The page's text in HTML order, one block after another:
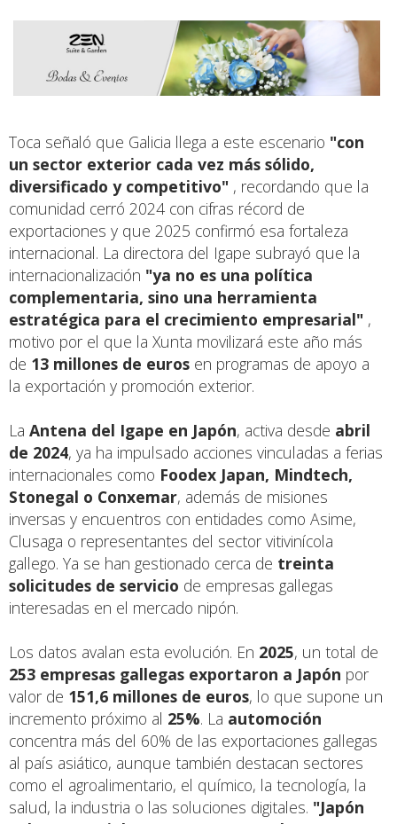
Toca señaló que Galicia llega a este escenario "con
un sector exterior cada vez más sólido,
diversificado y competitivo" , recordando que la
comunidad cerró 2024 con cifras récord de
exportaciones y que 2025 confirmó esa fortaleza
internacional. La directora del Igape subrayó que la
internacionalización "ya no es una política
complementaria, sino una herramienta
estratégica para el crecimiento empresarial" ,
motivo por el que la Xunta movilizará este año más
de 13 millones de euros en programas de apoyo a
la exportación y promoción exterior.
La Antena del Igape en Japón, activa desde abril
de 2024, ya ha impulsado acciones vinculadas a ferias
internacionales como Foodex Japan, Mindtech,
Stonegal o Conxemar, además de misiones
inversas y encuentros con entidades como Asime,
Clusaga o representantes del sector vitivinícola
gallego. Ya se han gestionado cerca de treinta
solicitudes de servicio de empresas gallegas
interesadas en el mercado nipón.
Los datos avalan esta evolución. En 2025, un total de
253 empresas gallegas exportaron a Japón por
valor de 151,6 millones de euros, lo que supone un
incremento próximo al 25%. La automoción
concentra más del 60% de las exportaciones gallegas
al país asiático, aunque también destacan sectores
como el agroalimentario, el químico, la tecnología, la
salud, la industria o las soluciones digitales. "Japón